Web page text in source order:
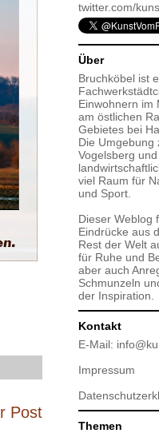
Post
twitter.com/
Über
Bruchköbel ist
Einwohnern im
am östlichen
Gebietes bei
Die Umgebung
Vogelsberg
viel Raum für
und Sport.
Dieser Weblog
Eindrücke aus
Rest der Welt
für Ruhe und
aber auch
Schmunzeln
der Inspiration.
Kontakt
E-Mail:
Impressum
Themen